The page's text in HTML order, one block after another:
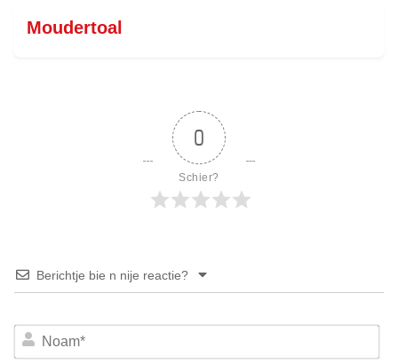
Moudertoal
0
Schier?
Berichtje bie n nije reactie?